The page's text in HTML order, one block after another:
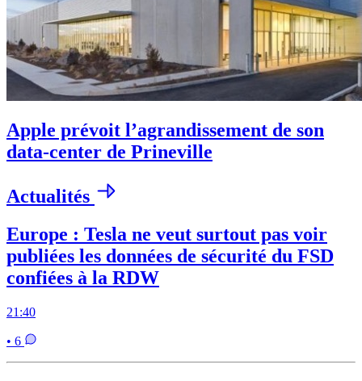
Apple prévoit l’agrandissement de son
data-center de Prineville
Actualités
Europe : Tesla ne veut surtout pas voir
publiées les données de sécurité du FSD
confiées à la RDW
21:40
• 6